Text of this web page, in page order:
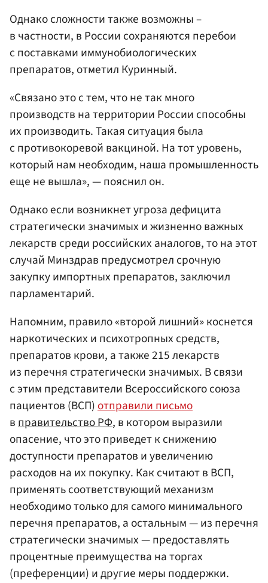
Однако сложности также возможны –
в частности, в России сохраняются перебои
с поставками иммунобиологических
препаратов, отметил Куринный.
«Связано это с тем, что не так много
производств на территории России способны
их производить. Такая ситуация была
с противокоревой вакциной. На тот уровень,
который нам необходим, наша промышленность
еще не вышла», — пояснил он.
Однако если возникнет угроза дефицита
стратегически значимых и жизненно важных
лекарств среди российских аналогов, то на этот
случай Минздрав предусмотрел срочную
закупку импортных препаратов, заключил
парламентарий.
Напомним, правило «второй лишний» коснется
наркотических и психотропных средств,
препаратов крови, а также 215 лекарств
из перечня стратегически значимых. В связи
с этим представители Всероссийского союза
пациентов (ВСП)отправили письмо
вправительство РФ, в котором выразили
опасение, что это приведет к снижению
доступности препаратов и увеличению
расходов на их покупку. Как считают в ВСП,
применять соответствующий механизм
необходимо только для самого минимального
перечня препаратов, а остальным — из перечня
стратегически значимых — предоставлять
процентные преимущества на торгах
(преференции) и другие меры поддержки.